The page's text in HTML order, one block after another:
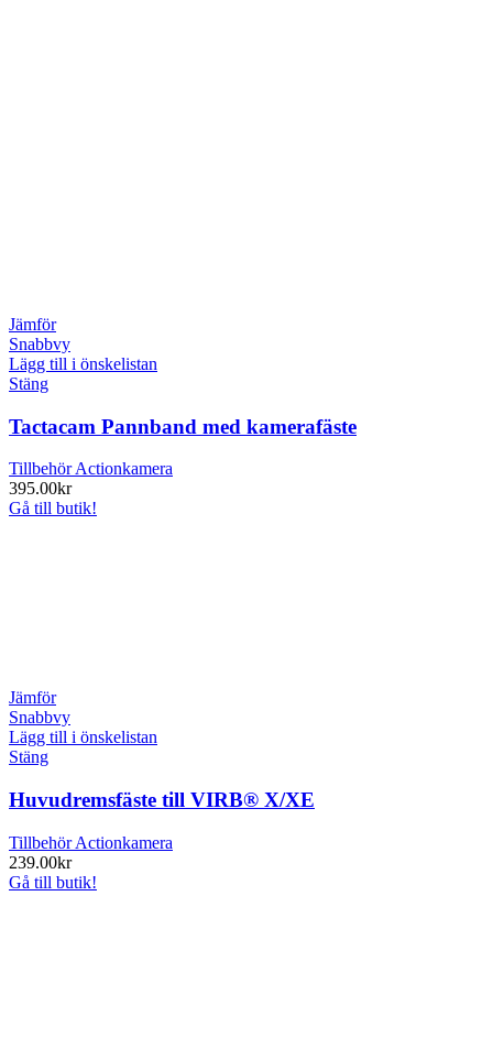
Jämför
Snabbvy
Lägg till i önskelistan
Stäng
Tactacam Pannband med kamerafäste
Tillbehör Actionkamera
395.00kr
Gå till butik!
Jämför
Snabbvy
Lägg till i önskelistan
Stäng
Huvudremsfäste till VIRB® X/XE
Tillbehör Actionkamera
239.00kr
Gå till butik!